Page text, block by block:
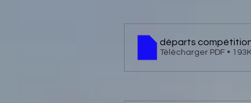
départs
Télécharger PDF •